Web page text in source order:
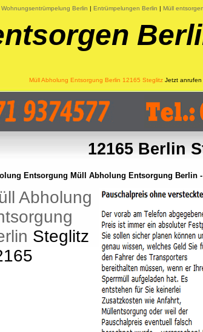
Wohnungsentrümpelung Berlin | Entrümpelungen Berlin | Müll
Müll Abholung Entsorgung Berlin 12165 Steglitz Jetzt anrufen
12165 Berlin
Entsorgung Müll Abholung Entsorgung Berlin
Abholung
Steglitz